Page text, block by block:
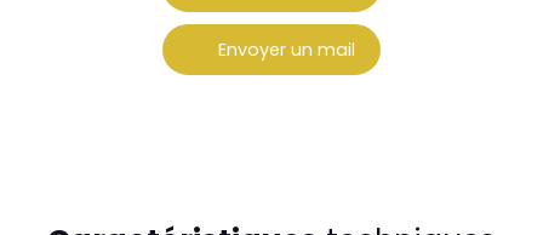
Envoyer un mail